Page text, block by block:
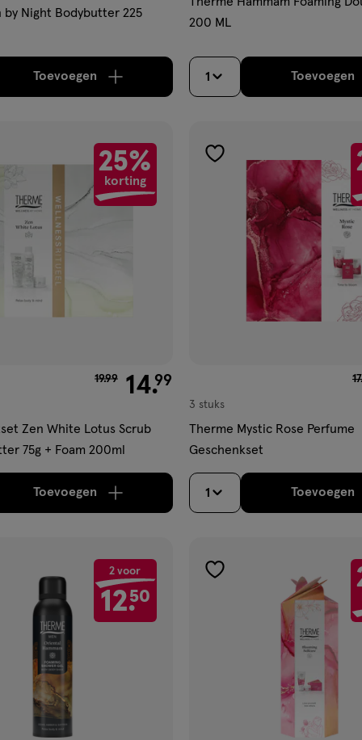
by Night Bodybutter 225
Toevoegenverhoog aantal met één, Bijna uitverkocht!Er
200 ML
1 Toevoegen
25%
korting
van € 19.99 voor € 14.99
19.99 14.99
Zen White Lotus Scrub
75g + Foam 200ml
Toevoegenverhoog aantal met één, Bijna uitverkocht!Er
toevoegen
verlanglijst
17
3 stuks
Therme Mystic Rose Perfume
Geschenkset
1 Toevoegen
2 voor
12.50
toevoegen